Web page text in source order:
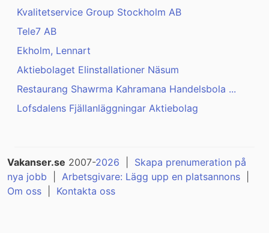
Kvalitetservice Group Stockholm AB
Tele7 AB
Ekholm, Lennart
Aktiebolaget Elinstallationer Näsum
Restaurang Shawrma Kahramana Handelsbola ...
Lofsdalens Fjällanläggningar Aktiebolag
Vakanser.se 2007-2026
Skapa prenumeration på
nya jobb
Arbetsgivare: Lägg upp en platsannons
Om oss
Kontakta oss